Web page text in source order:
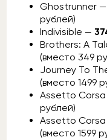
Ghostrunner —
рублей)
Indivisible —
Brothers: A
(вместо 349
Journey To
(вместо 1499
Assetto
рублей)
Assetto
(вместо 1599